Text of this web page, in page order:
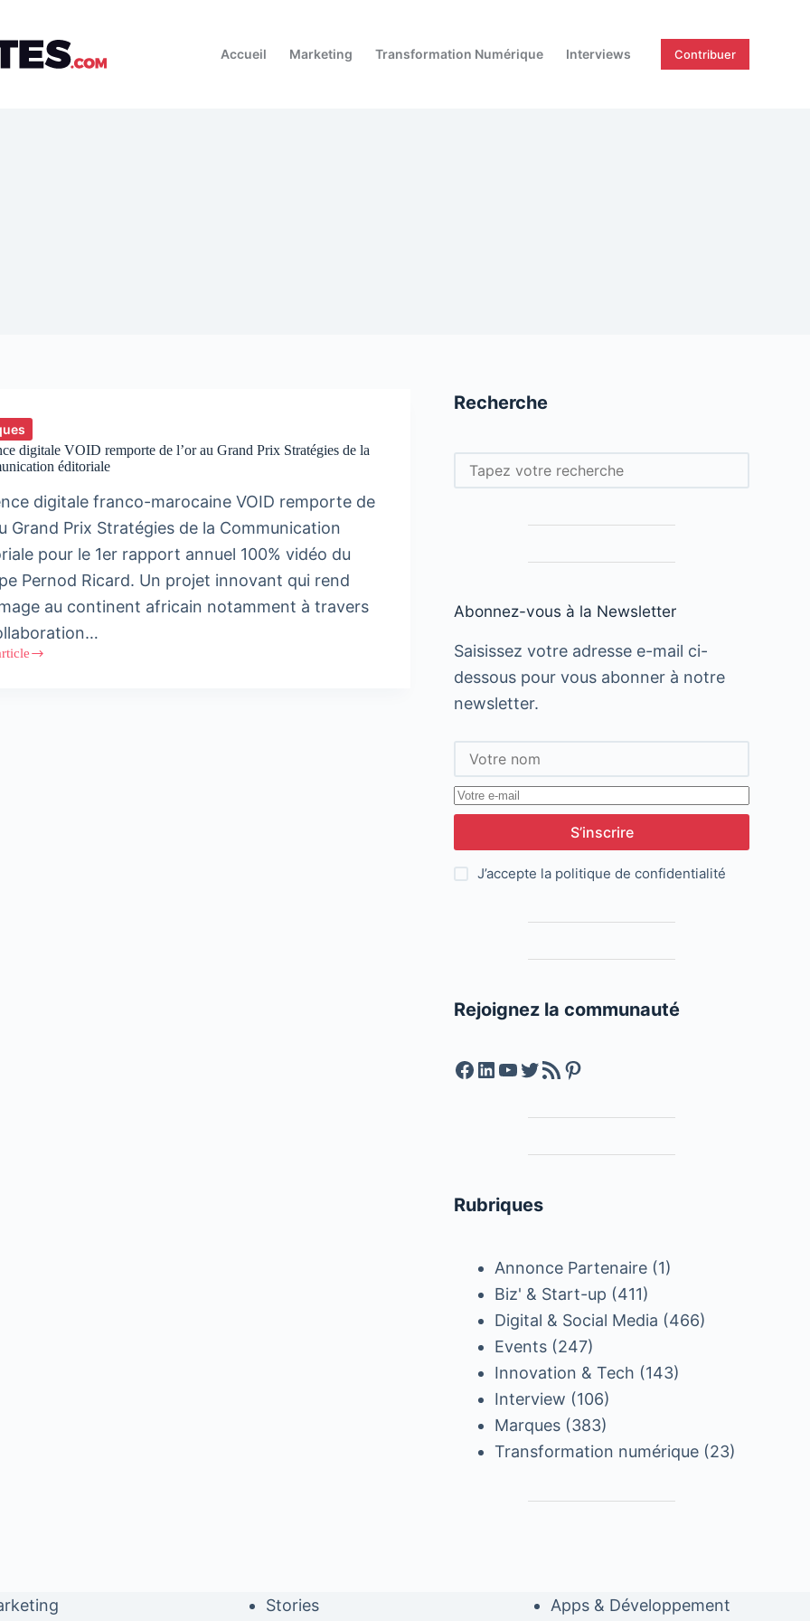
Accueil
Marketing Transformation Numérique Interviews Contribuer
digitale VOID remporte de l’or au Grand Prix Stratégies de la
éditoriale
digitale franco-marocaine VOID remporte de
Grand Prix Stratégies de la Communication
pour le 1er rapport annuel 100% vidéo du
Pernod Ricard. Un projet innovant qui rend
au continent africain notamment à travers
Recherche
Rechercher
Abonnez-vous à la Newsletter
Saisissez votre adresse e-mail ci-
dessous pour vous abonner à notre
newsletter.
S’inscrire
J’accepte la politique de confidentialité
Rejoignez la communauté
Facebook
LinkedIn
YouTube
Twitter
Feed RSSPinterest
Rubriques
Annonce Partenaire (1)
Biz' & Start-up (411)
Digital & Social Media (466)
Events (247)
Innovation & Tech (143)
Interview (106)
Marques (383)
Transformation numérique (23)
Stories Apps & Développement